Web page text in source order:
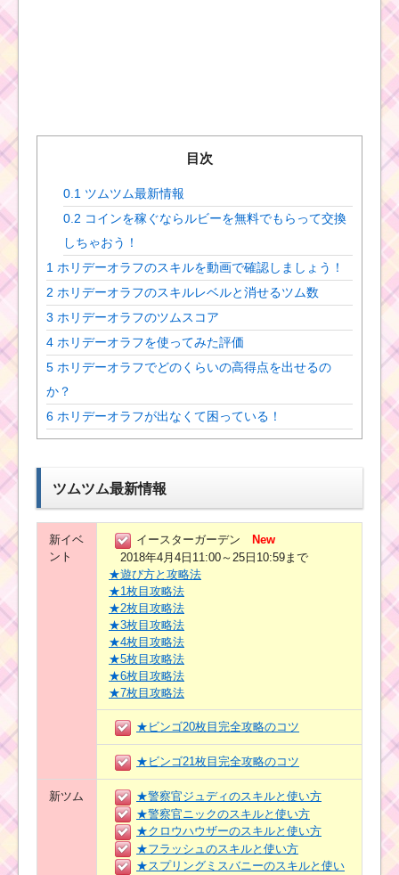
目次
0.1 ツムツム最新情報
0.2 コインを稼ぐならルビーを無料でもらって交換
しちゃおう！
1 ホリデーオラフのスキルを動画で確認しましょう！
2 ホリデーオラフのスキルレベルと消せるツム数
3 ホリデーオラフのツムスコア
4 ホリデーオラフを使ってみた評価
5 ホリデーオラフでどのくらいの高得点を出せるの
か？
6 ホリデーオラフが出なくて困っている！
ツムツム最新情報
新イベ
ント
イースターガーデン New
2018年4月4日11:00～25日10:59まで
★遊び方と攻略法
★1枚目攻略法
★2枚目攻略法
★3枚目攻略法
★4枚目攻略法
★5枚目攻略法
★6枚目攻略法
★7枚目攻略法
★ビンゴ20枚目完全攻略のコツ
★ビンゴ21枚目完全攻略のコツ
新ツム
★警察官ジュディのスキルと使い方
★警察官ニックのスキルと使い方
★クロウハウザーのスキルと使い方
★フラッシュのスキルと使い方
★スプリングミスバニーのスキルと使い